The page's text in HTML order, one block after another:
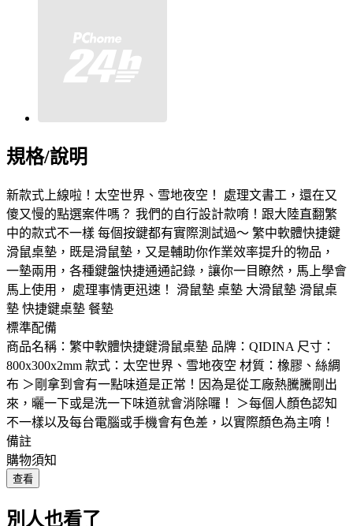
規格/說明
新款式上線啦！太空世界、雪地夜空！ 處理文書工，還在又
傻又慢的點選案件嗎？ 我們的自行設計款唷！跟大陸直翻繁
中的款式不一樣 每個按鍵都有實際測試過～ 繁中軟體快捷鍵
滑鼠桌墊，既是滑鼠墊，又是輔助你作業效率提升的物品，
一墊兩用，各種鍵盤快捷通通記錄，讓你一目瞭然，馬上學會
馬上使用， 處理事情更迅速！ 滑鼠墊 桌墊 大滑鼠墊 滑鼠桌
墊 快捷鍵桌墊 餐墊
標準配備
商品名稱：繁中軟體快捷鍵滑鼠桌墊 品牌：QIDINA 尺寸：
800x300x2mm 款式：太空世界、雪地夜空 材質：橡膠、絲綢
布 ＞剛拿到會有一點味道是正常！因為是從工廠熱騰騰剛出
來，曬一下或是洗一下味道就會消除囉！ ＞每個人顏色認知
不一樣以及每台電腦或手機會有色差，以實際顏色為主唷！
備註
購物須知
查看
別人也看了